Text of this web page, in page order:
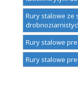
Rury stalowe ze
Rury stalowe
Rury stalowe